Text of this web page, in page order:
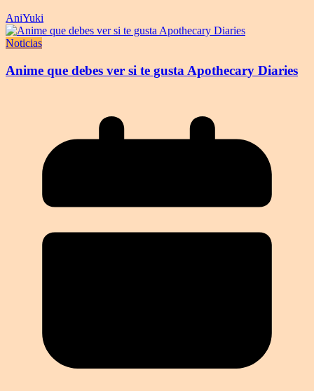
AniYuki
Noticias
Anime que debes ver si te gusta Apothecary Diaries